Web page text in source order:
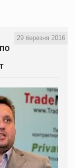
29 березня 2016